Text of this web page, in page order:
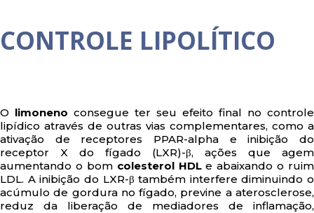
CONTROLE LIPOLÍTICO
O limoneno consegue ter seu efeito final no controle
lipídico através de outras vias complementares, como a
ativação de receptores PPAR-alpha e inibição do
receptor X do fígado (LXR)-β, ações que agem
aumentando o bom colesterol HDLe abaixando o ruim
LDL. A inibição do LXR-β também interfere diminuindo o
acúmulo de gordura no fígado, previne a aterosclerose,
reduz da liberação de mediadores de inflamação,